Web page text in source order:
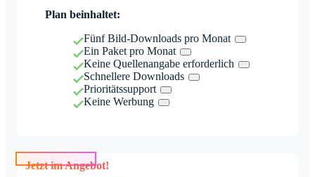
Plan beinhaltet:
Fünf Bild-Downloads pro Monat
Ein Paket pro Monat
Keine Quellenangabe erforderlich
Schnellere Downloads
Prioritätssupport
Keine Werbung
Jetzt im Angebot!